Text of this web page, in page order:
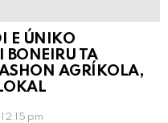
E ÚNIKO
BONEIRU TA
AGRÍKOLA,
pm